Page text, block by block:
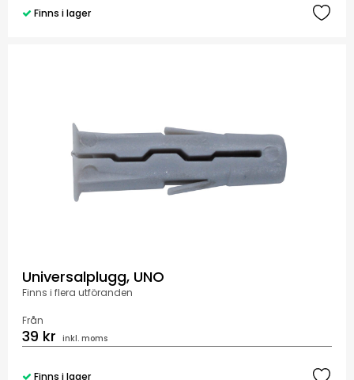
Finns i lager
Universalplugg, UNO
Finns i flera utföranden
Från
39 kr inkl. moms
Finns i lager